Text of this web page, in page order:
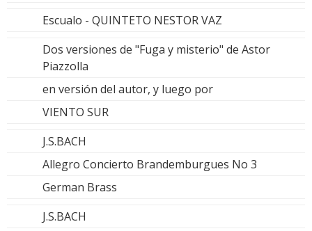
Escualo - QUINTETO NESTOR VAZ
Dos versiones de "Fuga y misterio" de Astor
Piazzolla
en versión del autor, y luego por
VIENTO SUR
J.S.BACH
Allegro Concierto Brandemburgues No 3
German Brass
J.S.BACH